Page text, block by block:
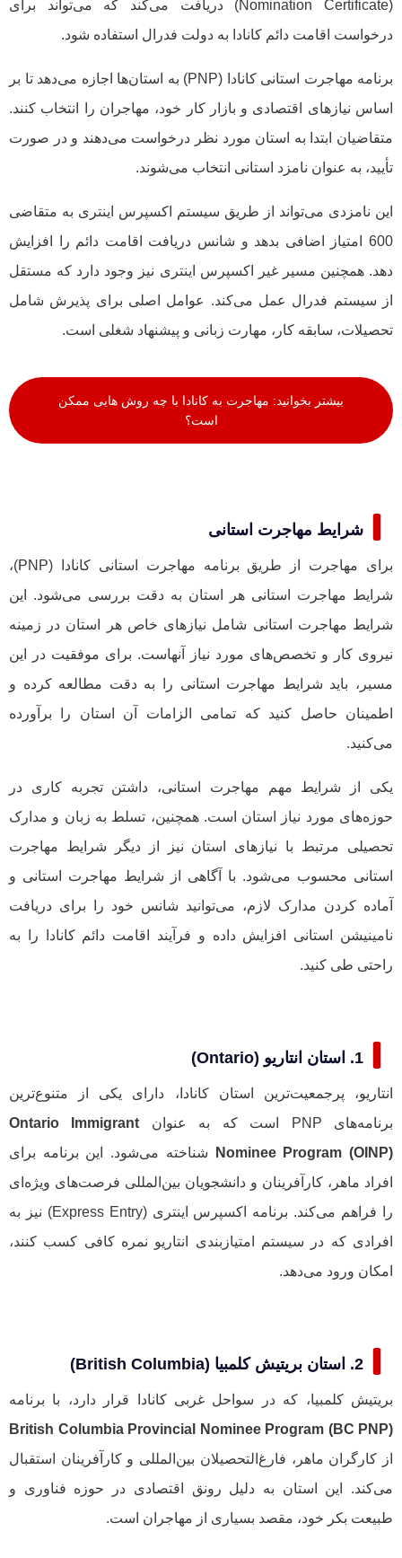
(Nomination Certificate) دریافت می‌کند که می‌تواند برای
درخواست اقامت دائم کانادا به دولت فدرال استفاده شود.
برنامه مهاجرت استانی کانادا (PNP) به استان‌ها اجازه می‌دهد تا بر
اساس نیازهای اقتصادی و بازار کار خود، مهاجران را انتخاب کنند.
متقاضیان ابتدا به استان مورد نظر درخواست می‌دهند و در صورت
تأیید، به عنوان نامزد استانی انتخاب می‌شوند.
این نامزدی می‌تواند از طریق سیستم اکسپرس اینتری به متقاضی
600 امتیاز اضافی بدهد و شانس دریافت اقامت دائم را افزایش
دهد. همچنین مسیر غیر اکسپرس اینتری نیز وجود دارد که مستقل
از سیستم فدرال عمل می‌کند. عوامل اصلی برای پذیرش شامل
تحصیلات، سابقه کار، مهارت زبانی و پیشنهاد شغلی است.
بیشتر بخوانید: مهاجرت به کانادا با چه روش هایی ممکن
است؟
شرایط مهاجرت استانی
برای مهاجرت از طریق برنامه مهاجرت استانی کانادا (PNP)،
شرایط مهاجرت استانی هر استان به دقت بررسی می‌شود. این
شرایط مهاجرت استانی شامل نیازهای خاص هر استان در زمینه
نیروی کار و تخصص‌های مورد نیاز آنهاست. برای موفقیت در این
مسیر، باید شرایط مهاجرت استانی را به دقت مطالعه کرده و
اطمینان حاصل کنید که تمامی الزامات آن استان را برآورده
می‌کنید.
یکی از شرایط مهم مهاجرت استانی، داشتن تجربه کاری در
حوزه‌های مورد نیاز استان است. همچنین، تسلط به زبان و مدارک
تحصیلی مرتبط با نیازهای استان نیز از دیگر شرایط مهاجرت
استانی محسوب می‌شود. با آگاهی از شرایط مهاجرت استانی و
آماده کردن مدارک لازم، می‌توانید شانس خود را برای دریافت
نامینیشن استانی افزایش داده و فرآیند اقامت دائم کانادا را به
راحتی طی کنید.
1. استان انتاریو (Ontario)
انتاریو، پرجمعیت‌ترین استان کانادا، دارای یکی از متنوع‌ترین
برنامه‌های PNP است که به عنوان
Ontario Immigrant
Nominee Program (OINP)
شناخته می‌شود. این برنامه برای
افراد ماهر، کارآفرینان و دانشجویان بین‌المللی فرصت‌های ویژه‌ای
را فراهم می‌کند. برنامه اکسپرس اینتری (Express Entry) نیز به
افرادی که در سیستم امتیازبندی انتاریو نمره کافی کسب کنند،
امکان ورود می‌دهد.
2. استان بریتیش کلمبیا (British Columbia)
بریتیش کلمبیا، که در سواحل غربی کانادا قرار دارد، با برنامه
British Columbia Provincial Nominee Program (BC PNP)
از کارگران ماهر، فارغ‌التحصیلان بین‌المللی و کارآفرینان استقبال
می‌کند. این استان به دلیل رونق اقتصادی در حوزه فناوری و
طبیعت بکر خود، مقصد بسیاری از مهاجران است.